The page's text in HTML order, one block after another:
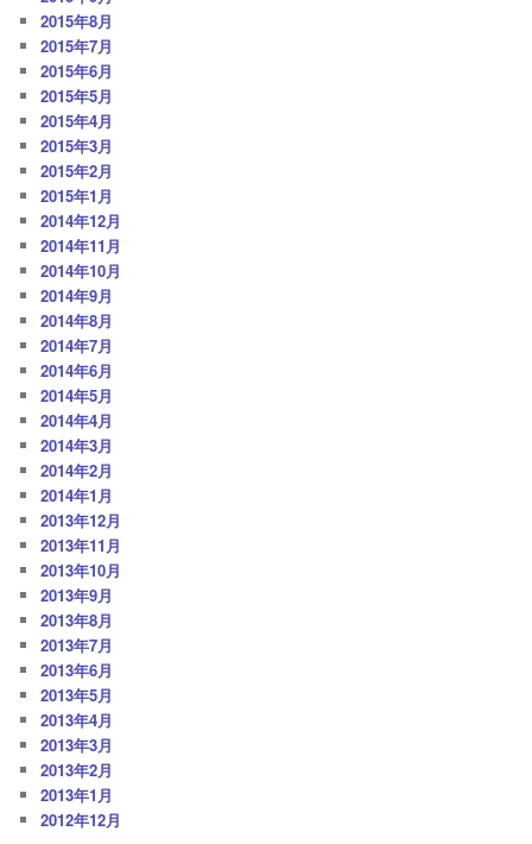
2015年8月
2015年7月
2015年6月
2015年5月
2015年4月
2015年3月
2015年2月
2015年1月
2014年12月
2014年11月
2014年10月
2014年9月
2014年8月
2014年7月
2014年6月
2014年5月
2014年4月
2014年3月
2014年2月
2014年1月
2013年12月
2013年11月
2013年10月
2013年9月
2013年8月
2013年7月
2013年6月
2013年5月
2013年4月
2013年3月
2013年2月
2013年1月
2012年12月